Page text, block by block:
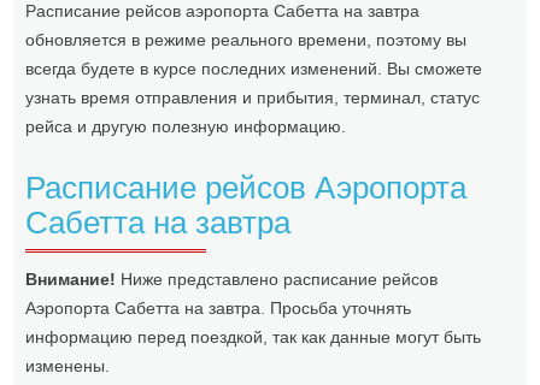
Расписание рейсов аэропорта Сабетта на завтра
обновляется в режиме реального времени, поэтому вы
всегда будете в курсе последних изменений. Вы сможете
узнать время отправления и прибытия, терминал, статус
рейса и другую полезную информацию.
Расписание рейсов Аэропорта
Сабетта на завтра
Внимание! Ниже представлено расписание рейсов
Аэропорта Сабетта на завтра. Просьба уточнять
информацию перед поездкой, так как данные могут быть
изменены.